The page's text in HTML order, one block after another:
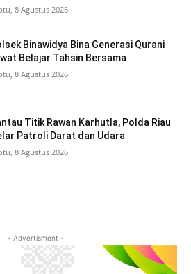
8 Agustus 2026
Binawidya Bina Generasi Qurani
Belajar Tahsin Bersama
8 Agustus 2026
Titik Rawan Karhutla, Polda Riau
Patroli Darat dan Udara
8 Agustus 2026
- Advertisment -